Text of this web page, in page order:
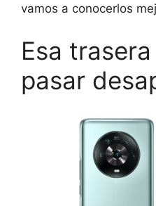
vamos a conocerlos
Esa
pasar